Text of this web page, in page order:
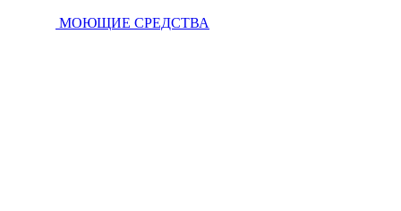
МОЮЩИЕ СРЕДСТВА